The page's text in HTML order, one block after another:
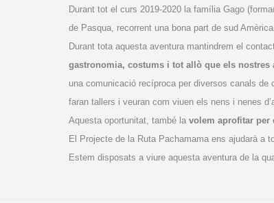
Durant tot el curs 2019-2020 la família Gago
de Pasqua, recorrent una bona part de sud
Durant tota aquesta aventura mantindrem el
gastronomia, costums i tot allò que els
una comunicació recíproca per diversos canals
faran tallers i veuran com viuen els nens i nenes
Aquesta oportunitat, també la volem aprofitar per
El Projecte de la Ruta Pachamama ens ajudarà a
Estem disposats a viure aquesta aventura de la